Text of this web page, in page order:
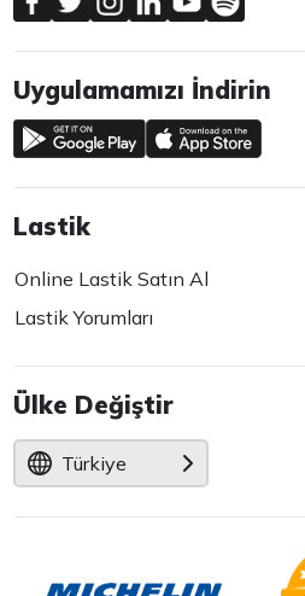
Uygulamamızı İndirin
Lastik
Online Lastik Satın Al
Lastik Yorumları
Ülke Değiştir
Türkiye